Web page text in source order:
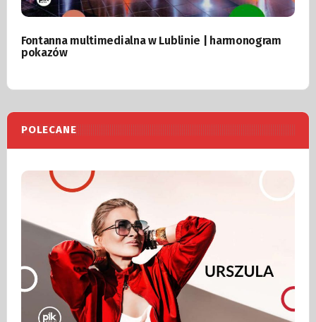
Fontanna multimedialna w Lublinie | harmonogram
pokazów
POLECANE